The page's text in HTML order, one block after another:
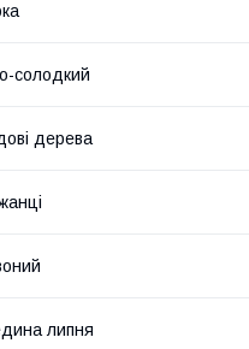
солодкий
дерева
липня